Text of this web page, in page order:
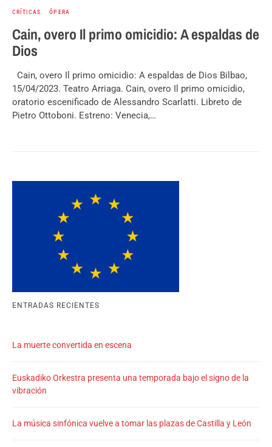
CRÍTICAS ÓPERA
Cain, overo Il primo omicidio: A espaldas de
Dios
Cain, overo Il primo omicidio: A espaldas de Dios Bilbao,
15/04/2023. Teatro Arriaga. Cain, overo Il primo omicidio,
oratorio escenificado de Alessandro Scarlatti. Libreto de
Pietro Ottoboni. Estreno: Venecia,…
ENTRADAS RECIENTES
La muerte convertida en escena
Euskadiko Orkestra presenta una temporada bajo el signo de la
vibración
La música sinfónica vuelve a tomar las plazas de Castilla y León